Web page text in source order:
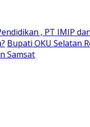
, PT IMIP
Bupati OKU Selatan
Samsat